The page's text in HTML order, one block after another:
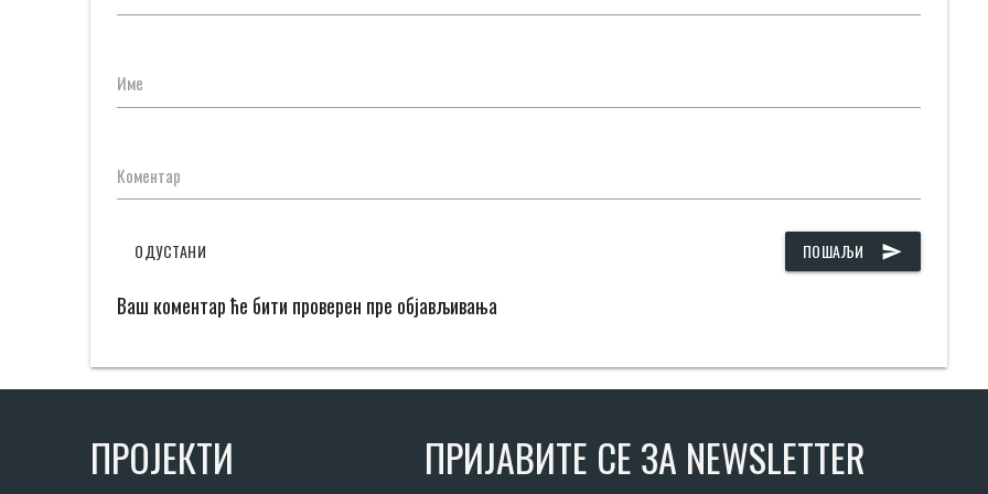
Име
Коментар
ПОШАЉИ send
ОДУСТАНИ
Ваш коментар ће бити проверен пре објављивања
ПРОЈЕКТИ ПРИЈАВИТЕ СЕ ЗА NEWSLETTER